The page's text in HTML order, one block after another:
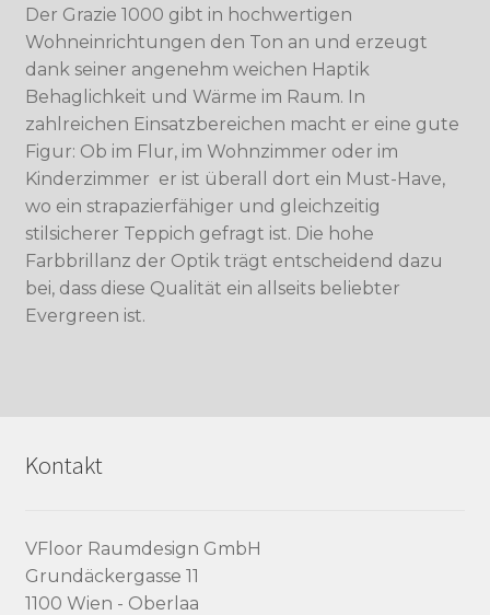
Der Grazie 1000 gibt in hochwertigen
Wohneinrichtungen den Ton an und erzeugt
dank seiner angenehm weichen Haptik
Behaglichkeit und Wärme im Raum. In
zahlreichen Einsatzbereichen macht er eine gute
Figur: Ob im Flur, im Wohnzimmer oder im
Kinderzimmer  er ist überall dort ein Must-Have,
wo ein strapazierfähiger und gleichzeitig
stilsicherer Teppich gefragt ist. Die hohe
Farbbrillanz der Optik trägt entscheidend dazu
bei, dass diese Qualität ein allseits beliebter
Evergreen ist.
Kontakt
VFloor Raumdesign GmbH
Grundäckergasse 11
1100 Wien - Oberlaa